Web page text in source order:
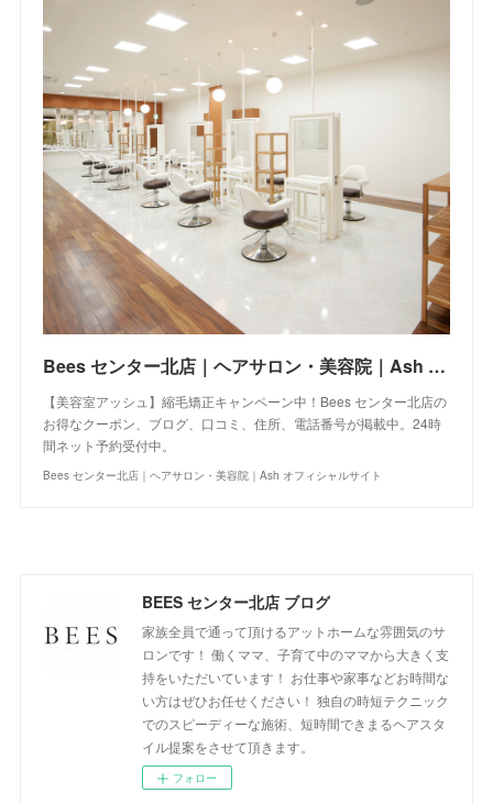
Bees センター北店｜ヘアサロン・美容院｜Ash オフィシャルサイト
【美容室アッシュ】縮毛矯正キャンペーン中！Bees センター北店の
お得なクーポン、ブログ、口コミ、住所、電話番号が掲載中。24時
間ネット予約受付中。
Bees センター北店｜ヘアサロン・美容院｜Ash オフィシャルサイト
BEES センター北店 ブログ
家族全員で通って頂けるアットホームな雰囲気のサ
ロンです！ 働くママ、子育て中のママから大きく支
持をいただいています！ お仕事や家事などお時間な
い方はぜひお任せください！ 独自の時短テクニック
でのスピーディーな施術、短時間できまるヘアスタ
イル提案をさせて頂きます。
フォロー